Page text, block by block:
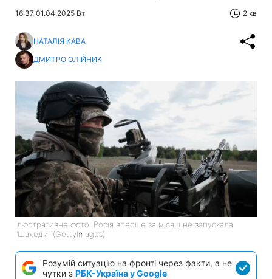
16:37 01.04.2025 Вт 2 хв
НАТАЛІЯ КАВА
ДМИТРО ОЛІЙНИК
Ілюстративне фото: Росія вперше за місяці не запускала
"Шахеди" (GettyImagеs)
Розумій ситуацію на фронті через факти, а не
чутки з РБК-Україна у Google